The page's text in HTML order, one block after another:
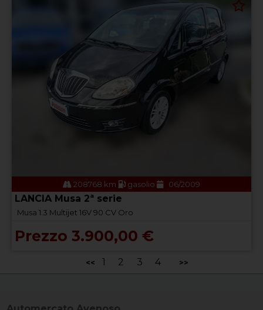
208768 km gasolio 06/2009
LANCIA Musa 2ª serie
Musa 1.3 Multijet 16V 90 CV Oro
Prezzo 3.900,00 €
<< 1 2 3 4 >>